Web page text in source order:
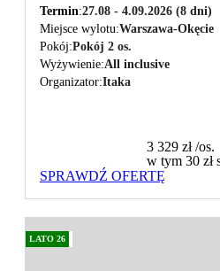
Termin 27.08 - 4.09.2026 (8 dni)
Miejsce wylotu Warszawa-Okęcie
Pokój Pokój 2 os.
Wyżywienie All inclusive
Organizator Itaka
3 329 zł/os.
w tym 30 zł
SPRAWDŹ OFERTĘ
LATO 26